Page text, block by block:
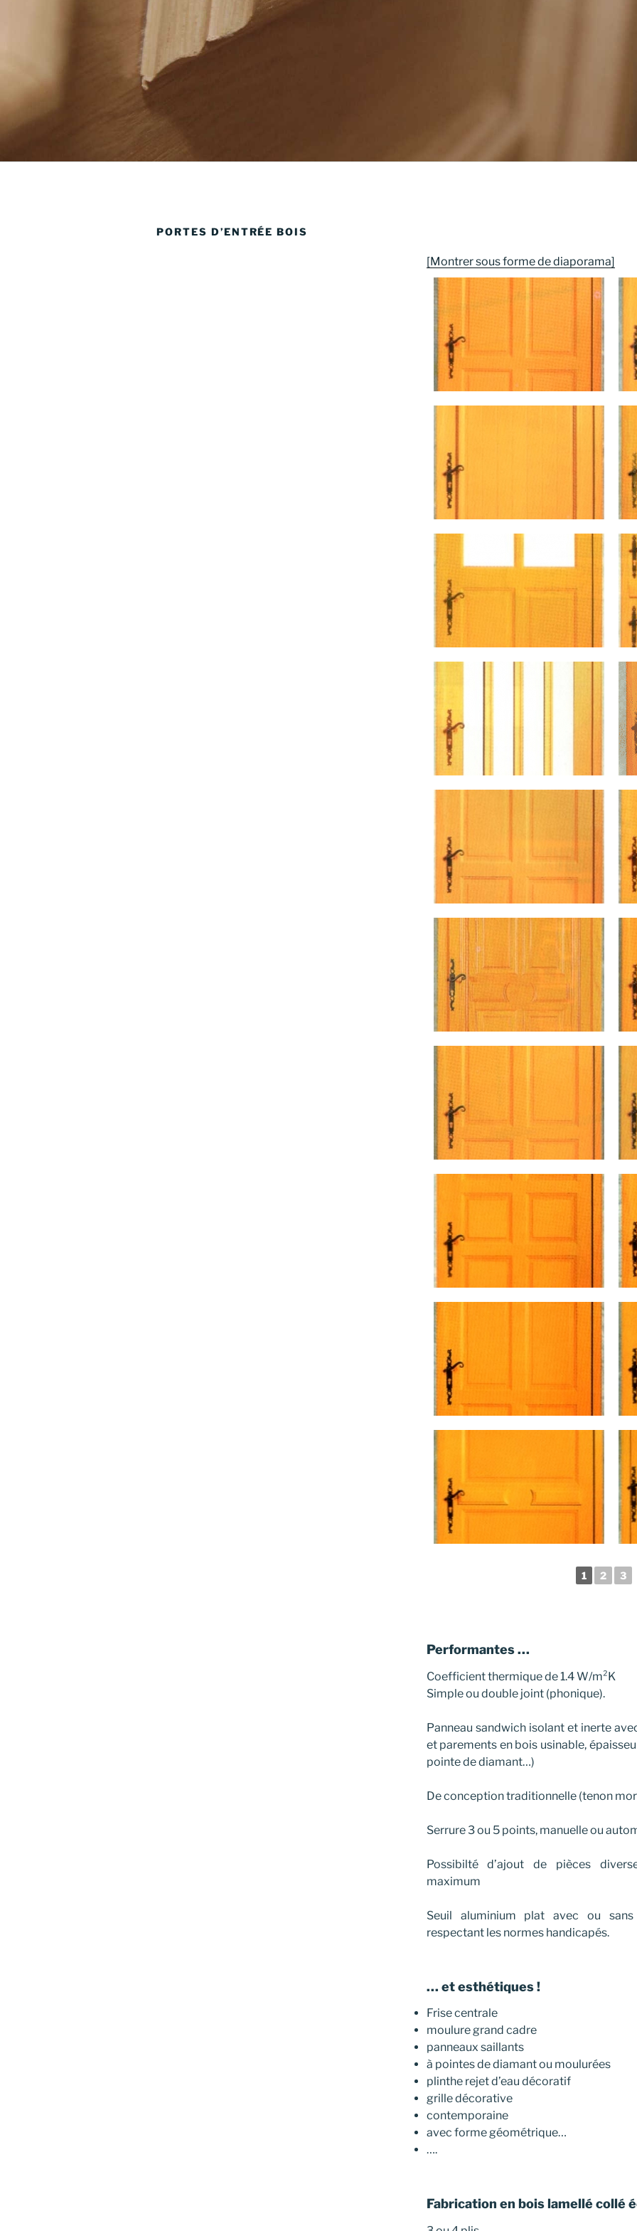
PORTES D’ENTRÉE BOIS
[Montrer sous forme de diaporama]
1 2 3
Performantes …
Coefficient thermique de 1.4 W/m²K
Simple ou double joint (phonique).
Panneau sandwich isolant et inerte
et parements en bois usinable,
pointe de diamant…)
De conception traditionnelle (tenon
Serrure 3 ou 5 points, manuelle ou
Possibilté d’ajout de pièces
maximum
Seuil aluminium plat avec ou
respectant les normes handicapés.
… et esthétiques !
Frise centrale
moulure grand cadre
panneaux saillants
à pointes de diamant ou moulurées
plinthe rejet d’eau décoratif
grille décorative
contemporaine
avec forme géométrique…
….
Fabrication en bois lamellé collé